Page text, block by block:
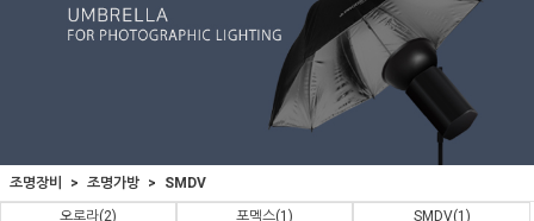
조명장비 조명가방
SMDV
오로라(2) 포멕스(1) SMDV(1)